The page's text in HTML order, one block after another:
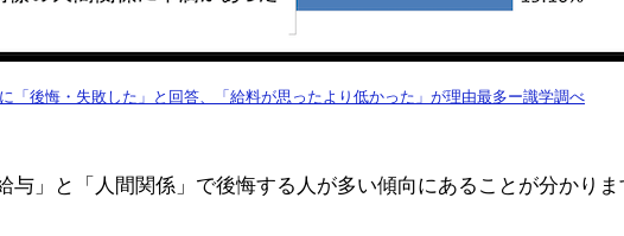
「後悔・失敗した」と回答、「給料が思ったより低かった」が理由最多ー識学調べ
与」と「人間関係」で後悔する人が多い傾向にあることが分かり